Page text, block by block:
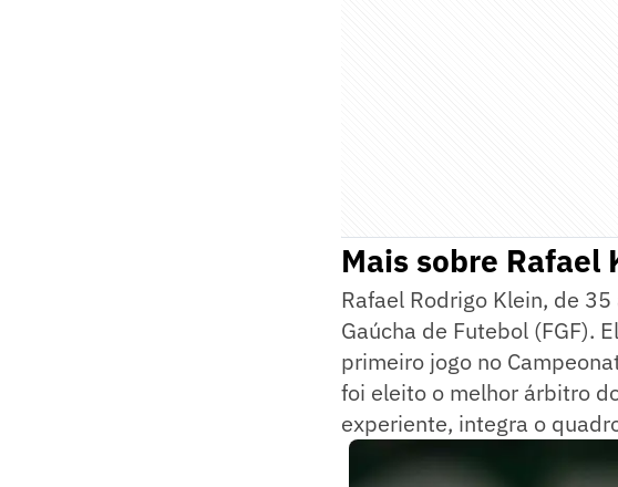
Mais sobre Rafael
Rafael Rodrigo Klein, de
Gaúcha de Futebol (FGF).
primeiro jogo no
foi eleito o melhor árbitro
experiente, integra o